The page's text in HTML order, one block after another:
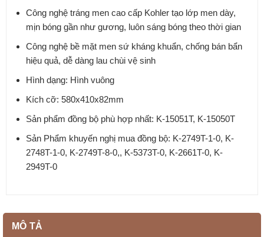
Công nghệ tráng men cao cấp Kohler tạo lớp men dày,
mịn bóng gần như gương, luôn sáng bóng theo thời gian
Công nghệ bề mặt men sứ kháng khuẩn, chống bán bẩn
hiệu quả, dễ dàng lau chùi vệ sinh
Hình dạng: Hình vuông
Kích cỡ: 580x410x82mm
Sản phẩm đồng bộ phù hợp nhất: K-15051T, K-15050T
Sản Phẩm khuyến nghị mua đồng bộ: K-2749T-1-0, K-
2748T-1-0, K-2749T-8-0,, K-5373T-0, K-2661T-0, K-
2949T-0
MÔ TẢ